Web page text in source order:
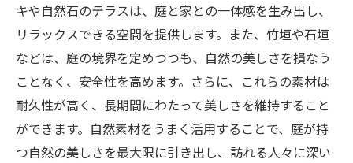
キや自然石のテラスは、庭と家との一体感を生み出し、
リラックスできる空間を提供します。また、竹垣や石垣
などは、庭の境界を定めつつも、自然の美しさを損なう
ことなく、安全性を高めます。さらに、これらの素材は
耐久性が高く、長期間にわたって美しさを維持すること
ができます。自然素材をうまく活用することで、庭が持
つ自然の美しさを最大限に引き出し、訪れる人々に深い